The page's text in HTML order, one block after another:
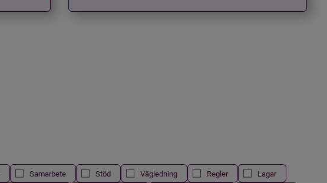
Samarbete Stöd Vägledning Regler
Lagar